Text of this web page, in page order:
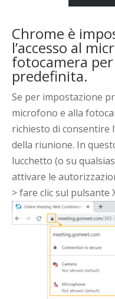
Chrome è
l’accesso al
fotocamera
predefinita.
Se per impostazione
microfono e alla
richiesto di consentire
della riunione. In
lucchetto (o su
attivare le
> fare clic sul pulsante